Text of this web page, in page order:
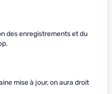
des enregistrements et du
mise à jour, on aura droit